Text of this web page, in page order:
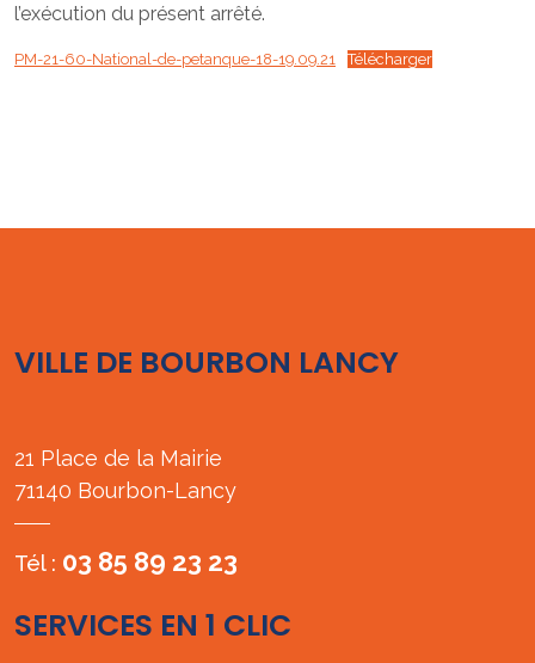
l’exécution du présent arrêté.
PM-21-60-National-de-petanque-18-19.09.21 Télécharger
VILLE DE BOURBON LANCY
21 Place de la Mairie
71140 Bourbon-Lancy
Tél : 03 85 89 23 23
SERVICES EN 1 CLIC